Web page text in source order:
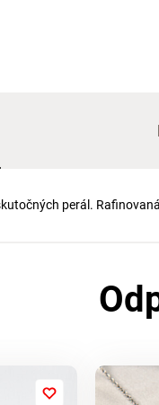
perál.